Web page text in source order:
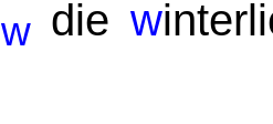
wdie w